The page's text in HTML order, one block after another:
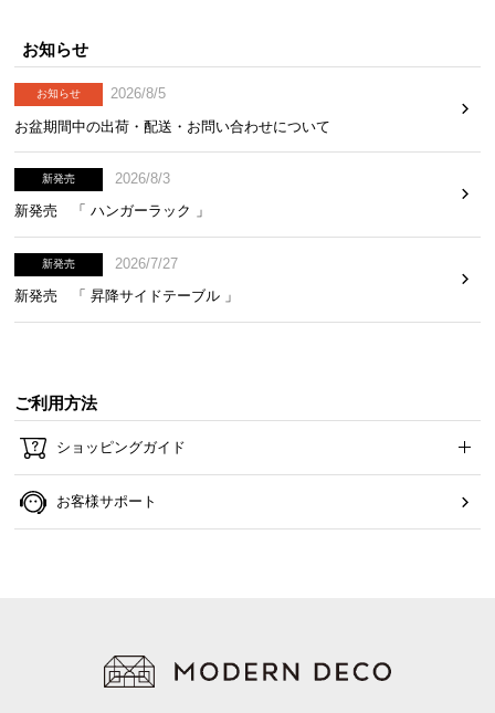
お知らせ
お知らせ
2026/8/5
お盆期間中の出荷・配送・お問い合わせについて
新発売
2026/8/3
新発売 「 ハンガーラック 」
新発売
2026/7/27
新発売 「 昇降サイドテーブル 」
ご利用方法
ショッピングガイド
お客様サポート